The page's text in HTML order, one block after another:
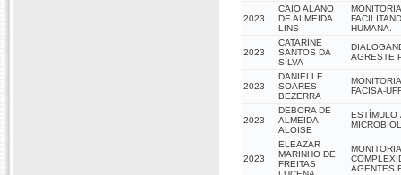
2023
CAIO ALANO
DE ALMEIDA
LINS
HUMANA.
2023
CATARINE
SANTOS DA
SILVA
AGRESTE
2023
DANIELLE
SOARES
BEZERRA
FACISA-
2023
DEBORA DE
ALMEIDA
ALOISE
ESTÍMULO
2023
ELEAZAR
MARINHO DE
FREITAS
AGENTES